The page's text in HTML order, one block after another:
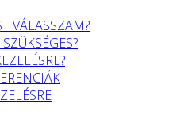
VÁLASSZAM?